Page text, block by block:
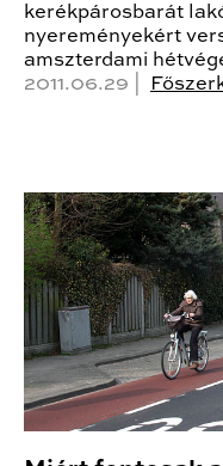
kerékpárosbarát
nyereményekért
amszterdami
2011.06.29 |